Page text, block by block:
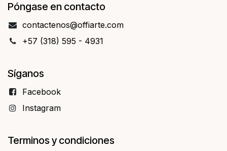
Póngase en contacto
contact​​enos@offiarte.com
+57 (318) 595 - 4931
Síganos
Facebo​​ok
Instagram
Terminos y condiciones